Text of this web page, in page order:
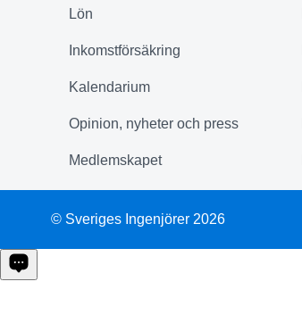
Lön
Inkomstförsäkring
Kalendarium
Opinion, nyheter och press
Medlemskapet
© Sveriges Ingenjörer 2026